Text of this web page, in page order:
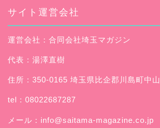
サイト運営会社
運営会社：合同会社埼玉マガジン
代表：湯澤直樹
住所：350-0165 埼玉県比企郡川島町中
tel：08022687287
メール： info@saitama-magazine.co.jp